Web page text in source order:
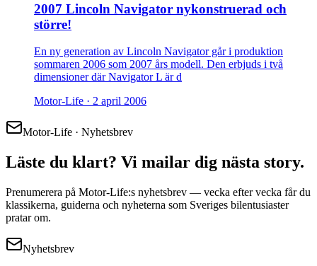
2007 Lincoln Navigator nykonstruerad och
större!
En ny generation av Lincoln Navigator går i produktion
sommaren 2006 som 2007 års modell. Den erbjuds i två
dimensioner där Navigator L är d
Motor-Life · 2 april 2006
Motor-Life · Nyhetsbrev
Läste du klart? Vi mailar dig nästa story.
Prenumerera på Motor-Life:s nyhetsbrev — vecka efter vecka får du
klassikerna, guiderna och nyheterna som Sveriges bilentusiaster
pratar om.
Nyhetsbrev